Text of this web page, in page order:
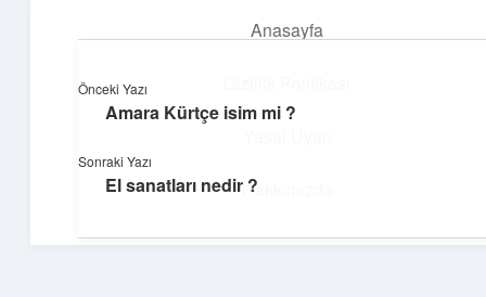
Anasayfa
Hakkımızda
Üretim ve İlham
Yaratıcı projelerle dünyanı inşa et!
Önceki Yazı
Amara Kürtçe isim mi ?
Sonraki Yazı
El sanatları nedir ?